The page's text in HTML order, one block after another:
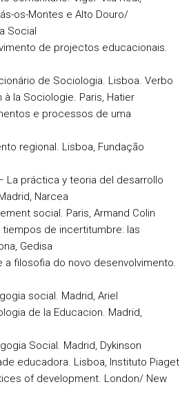
os-Montes e Alto Douro/
Social
de projectos educacionais.
de Sociologia. Lisboa. Verbo
à la Sociologie. Paris, Hatier
e processos de uma
regional. Lisboa, Fundação
La práctica y teoria del desarrollo
Narcea
social. Paris, Armand Colin
tiempos de incertitumbre: las
Gedisa
a filosofia do novo desenvolvimento.
social. Madrid, Ariel
de la Educacion. Madrid,
Social. Madrid, Dykinson
educadora. Lisboa, Instituto Piaget
of development. London/ New